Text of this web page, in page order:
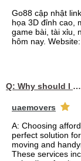
Go88 cập nhật
họa 3D đỉnh cao,
game bài, tài xỉu,
hôm nay.
Q: Why should I choose affordable handyman movers in Dubai for my relocation and maintenance needs?
uaemovers
A: Choosing
perfect solution
moving and
These services